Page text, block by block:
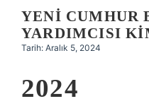
Hakkımızda
YENI CUMHUR
YARDIMCISI
Tarih: Aralık 5, 2024
2024